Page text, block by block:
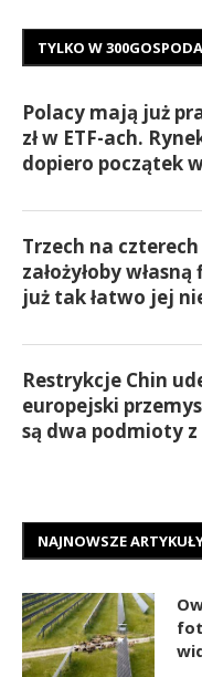
TYLKO W
Polacy mają już
zł w ETF-ach.
dopiero początek
Trzech na
założyłoby
już tak łatwo jej
Restrykcje Chin
europejski
są dwa podmioty z
NAJNOWSZE